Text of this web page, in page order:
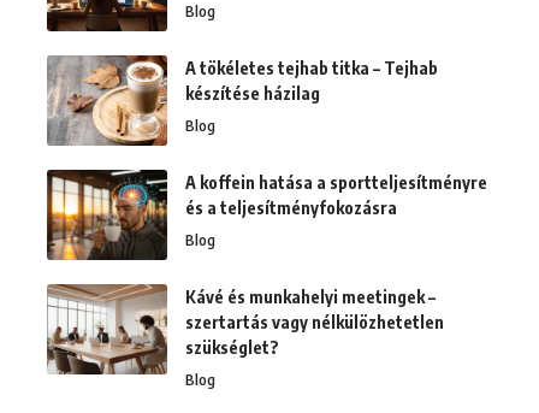
Blog
A tökéletes tejhab titka – Tejhab
készítése házilag
Blog
A koffein hatása a sportteljesítményre
és a teljesítményfokozásra
Blog
Kávé és munkahelyi meetingek –
szertartás vagy nélkülözhetetlen
szükséglet?
Blog